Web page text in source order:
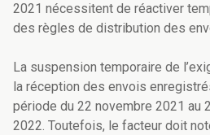
2021 nécessitent de réactiver
des règles de distribution des
La suspension temporaire de
la réception des envois
période du 22 novembre 2021 au
2022. Toutefois, le facteur doit